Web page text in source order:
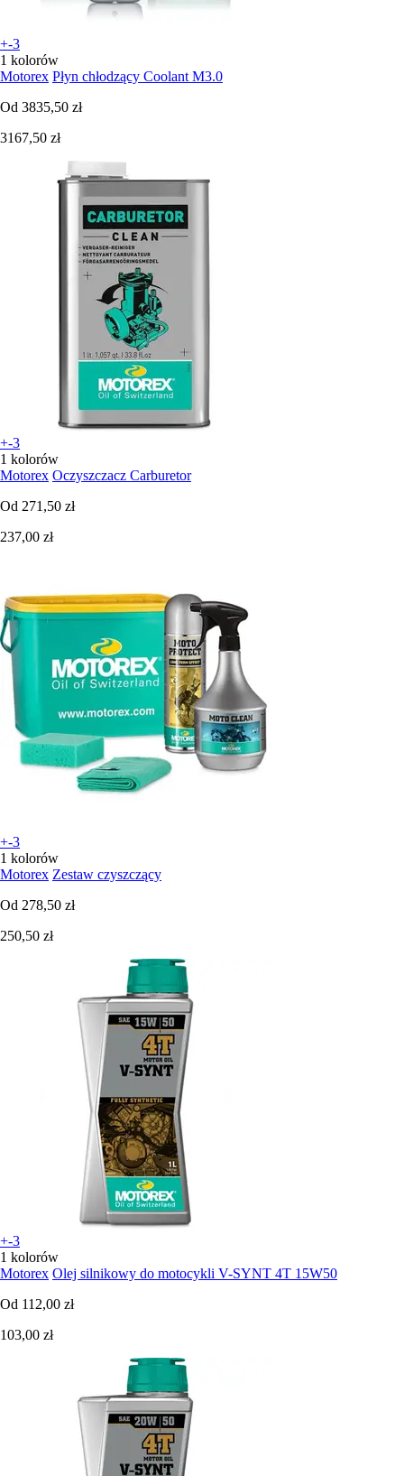
+-3
1 kolorów
Motorex Płyn chłodzący Coolant M3.0
Od 3835,50 zł
3167,50 zł
+-3
1 kolorów
Motorex Oczyszczacz Carburetor
Od 271,50 zł
237,00 zł
+-3
1 kolorów
Motorex Zestaw czyszczący
Od 278,50 zł
250,50 zł
+-3
1 kolorów
Motorex Olej silnikowy do motocykli V-SYNT 4T 15W50
Od 112,00 zł
103,00 zł